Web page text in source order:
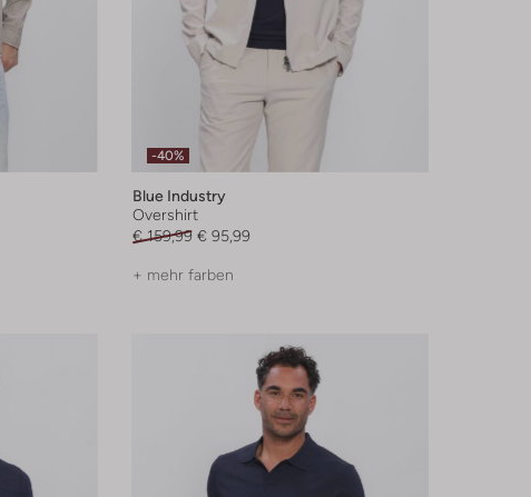
-40%
Blue Industry
Overshirt
€ 159,99 € 95,99
+ mehr farben